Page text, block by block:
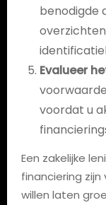
benodigde
Evalueer
voordat u
Een zakelijke
financiering
willen laten